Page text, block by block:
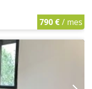
790 €/ mes